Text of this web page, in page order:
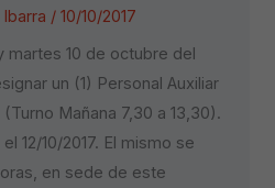
/10/10/2017
martes 10 de octubre del
un (1) Personal Auxiliar
Mañana 7,30 a 13,30).
12/10/2017. El mismo se
en sede de este